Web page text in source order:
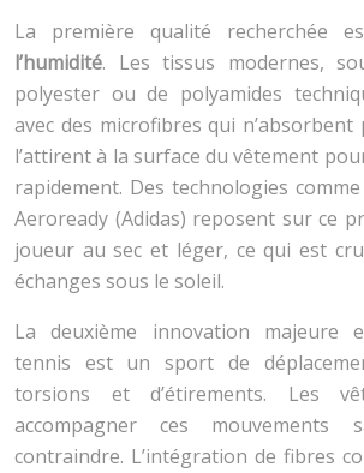
La première qualité recherchée
l’humidité. Les tissus modernes,
polyester ou de polyamides
avec des microfibres qui
l’attirent à la surface du vêtement
rapidement. Des technologies
Aeroready (Adidas) reposent sur ce
joueur au sec et léger, ce qui est
échanges sous le soleil.
La deuxième innovation majeure
tennis est un sport de
torsions et d’étirements. Les
accompagner ces mouvements
contraindre. L’intégration de fibres